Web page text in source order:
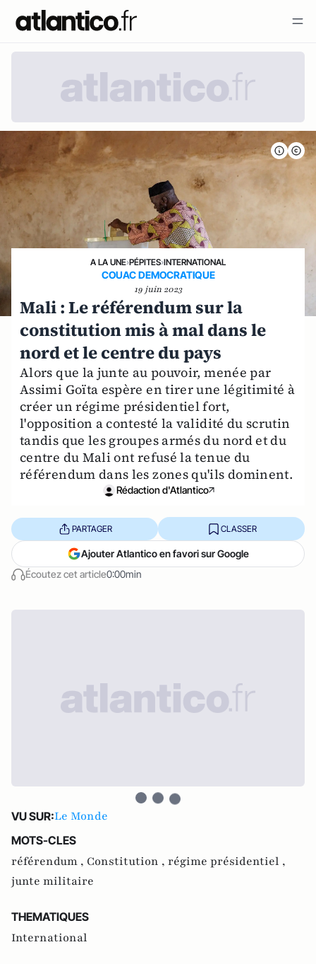
A LA UNE›PÉPITES›INTERNATIONAL
COUAC DEMOCRATIQUE
19 juin 2023
Mali : Le référendum sur la
constitution mis à mal dans le
nord et le centre du pays
Alors que la junte au pouvoir, menée par
Assimi Goïta espère en tirer une légitimité à
créer un régime présidentiel fort,
l'opposition a contesté la validité du scrutin
tandis que les groupes armés du nord et du
centre du Mali ont refusé la tenue du
référendum dans les zones qu'ils dominent.
Rédaction d'Atlantico
Écoutez cet article0:00min
PARTAGER CLASSER
Ajouter Atlantico en favori sur Google
VU SUR:Le Monde
MOTS-CLES
référendum , Constitution , régime présidentiel ,
junte militaire
THEMATIQUES
International